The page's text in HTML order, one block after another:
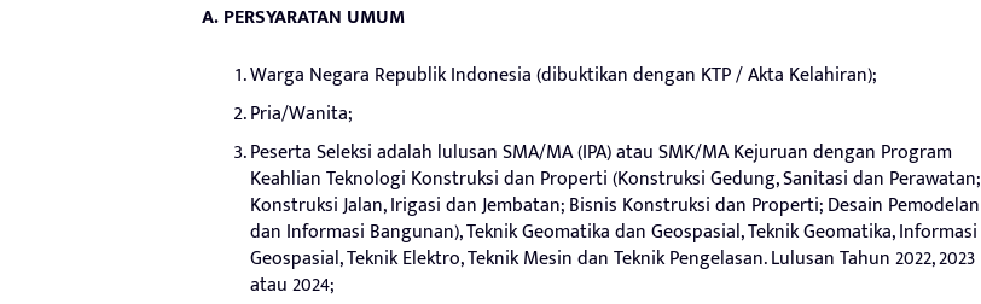
A. PERSYARATAN UMUM
Warga Negara Republik Indonesia (dibuktikan dengan KTP / Akta Kelahiran);
Pria/Wanita;
Peserta Seleksi adalah lulusan SMA/MA (IPA) atau SMK/MA Kejuruan dengan Program
Keahlian Teknologi Konstruksi dan Properti (Konstruksi Gedung, Sanitasi dan Perawatan;
Konstruksi Jalan, Irigasi dan Jembatan; Bisnis Konstruksi dan Properti; Desain Pemodelan
dan Informasi Bangunan), Teknik Geomatika dan Geospasial, Teknik Geomatika, Informasi
Geospasial, Teknik Elektro, Teknik Mesin dan Teknik Pengelasan. Lulusan Tahun 2022, 2023
atau 2024;